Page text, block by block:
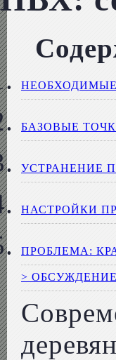
БАЗОВЫЕ
УСТРАНЕНИЕ
НАСТРОЙКИ
ПРОБЛЕМА:
> ОБСУЖДЕНИЕ